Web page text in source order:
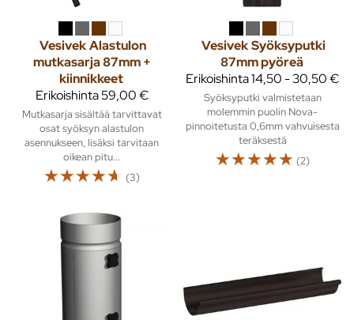
Vesivek Alastulon
mutkasarja 87mm +
kiinnikkeet
Erikoishinta59,00 €
Mutkasarja sisältää tarvittavat
osat syöksyn alastulon
asennukseen, lisäksi tarvitaan
oikean pitu...
☆☆☆☆☆ (3)
Vesivek Syöksyputki
87mm pyöreä
Erikoishinta14,50 - 30,50 €
Syöksyputki valmistetaan
molemmin puolin Nova-
pinnoitetusta 0,6mm vahvuisesta
teräksestä
☆☆☆☆☆ (2)